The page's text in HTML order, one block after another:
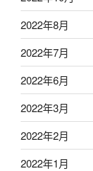
2022年8月
2022年7月
2022年6月
2022年3月
2022年2月
2022年1月